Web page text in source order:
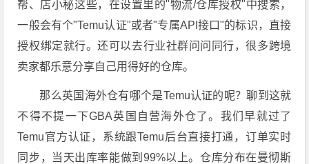
帮、店小秘这些，在设置里的"物流/仓库授权"中搜索，
一般会有个"Temu认证"或者"专属API接口"的标识，直接
授权绑定就行。还可以去行业社群问问同行，很多跨境
卖家都乐意分享自己用得好的仓库。
那么英国海外仓有哪个是Temu认证的呢？聊到这就
不得不提一下GBA英国自营海外仓了。我们早就过了
Temu官方认证，系统跟Temu后台直接打通，订单实时
同步，当天出库率能做到99%以上。仓库分布在曼彻斯